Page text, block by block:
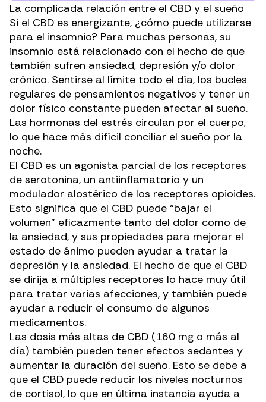
La complicada relación entre el CBD y el sueño
Si el CBD es energizante, ¿cómo puede utilizarse
para el insomnio? Para muchas personas, su
insomnio está relacionado con el hecho de que
también sufren ansiedad, depresión y/o dolor
crónico. Sentirse al límite todo el día, los bucles
regulares de pensamientos negativos y tener un
dolor físico constante pueden afectar al sueño.
Las hormonas del estrés circulan por el cuerpo,
lo que hace más difícil conciliar el sueño por la
noche.
El CBD es un agonista parcial de los receptores
de serotonina, un antiinflamatorio y un
modulador alostérico de los receptores opioides.
Esto significa que el CBD puede “bajar el
volumen” eficazmente tanto del dolor como de
la ansiedad, y sus propiedades para mejorar el
estado de ánimo pueden ayudar a tratar la
depresión y la ansiedad. El hecho de que el CBD
se dirija a múltiples receptores lo hace muy útil
para tratar varias afecciones, y también puede
ayudar a reducir el consumo de algunos
medicamentos.
Las dosis más altas de CBD (160 mg o más al
día) también pueden tener efectos sedantes y
aumentar la duración del sueño. Esto se debe a
que el CBD puede reducir los niveles nocturnos
de cortisol, lo que en última instancia ayuda a